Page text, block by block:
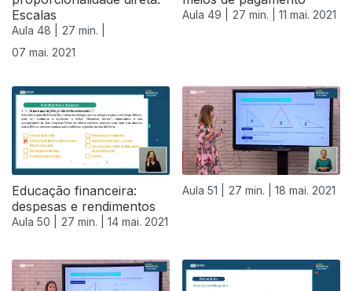
Escalas
Aula 48 |
27 min. |
07 mai. 2021
Aula 49 | 27 min. | 11 mai. 2021
Educação financeira:
despesas e rendimentos
Aula 50 | 27 min. | 14 mai. 2021
Aula 51 | 27 min. | 18 mai. 2021